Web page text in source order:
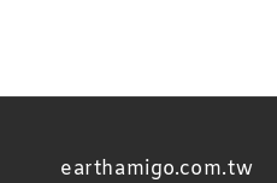
earthamigo.com.tw